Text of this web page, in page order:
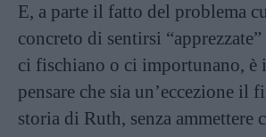
E, a parte il fatto del problema
concreto di sentirsi
ci fischiano o ci importunano, è
pensare che sia un’eccezione il
storia di Ruth, senza ammettere